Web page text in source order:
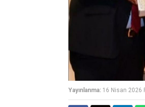
Yayınlanma: 16 Nisan 2026